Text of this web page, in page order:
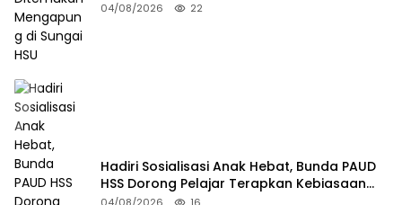
04/08/2026 22
Hadiri Sosialisasi Anak Hebat, Bunda PAUD
HSS Dorong Pelajar Terapkan Kebiasaan
Baik